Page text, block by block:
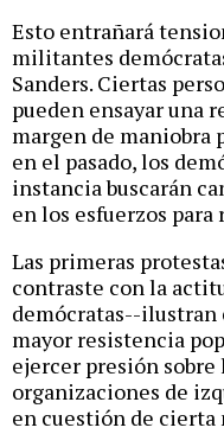
Esto entrañará
militantes
Sanders. Ciertas
pueden ensayar una
margen de maniobra
en el pasado, los
instancia buscarán
en los esfuerzos
Las primeras
contraste con la
demócratas--
mayor resistencia
ejercer presión
organizaciones de
en cuestión de cierta